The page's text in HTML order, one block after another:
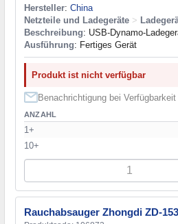
Hersteller: China
Netzteile und Ladegeräte >
Beschreibung: USB-Dynamo-
Ausführung: Fertiges Gerät
Produkt ist nicht verfügbar
Benachrichtigung bei Verfügbarkeit
ANZAHL
1+
10+
Rauchabsauger Zhongdi ZD-